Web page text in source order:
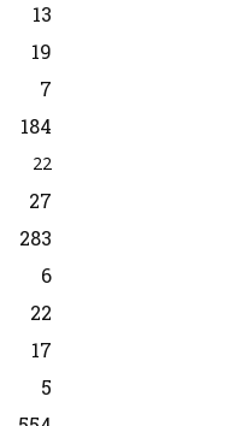
13
19
7
184
22
27
283
6
22
17
5